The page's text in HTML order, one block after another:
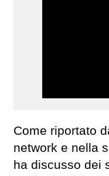
Come riportato
network e nella
ha discusso dei